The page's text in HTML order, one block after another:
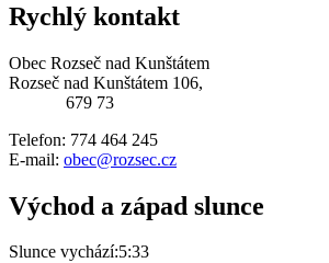
Rychlý kontakt
Obec Rozseč nad Kunštátem
Rozseč nad Kunštátem 106,
679 73
Telefon: 774 464 245
E-mail: obec@rozsec.cz
Východ a západ slunce
Slunce vychází:5:33